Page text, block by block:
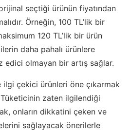
seçtiği ürünün fiyatından
Örneğin, 100 TL’lik bir
120 TL’lik bir ürün
daha pahalı ürünlere
edici olmayan bir artış sağlar.
ilgi çekici ürünleri öne çıkarmak
zaten ilgilendiği
onların dikkatini çeken ve
sağlayacak önerilerle